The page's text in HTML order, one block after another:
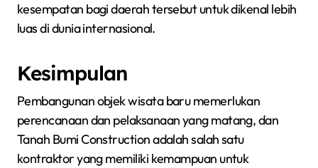
kesempatan bagi daerah tersebut untuk dikenal lebih
luas di dunia internasional.
Kesimpulan
Pembangunan objek wisata baru memerlukan
perencanaan dan pelaksanaan yang matang, dan
Tanah Bumi Construction adalah salah satu
kontraktor yang memiliki kemampuan untuk